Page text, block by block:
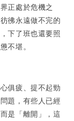
正處於危機之
彿永遠做不完的
下了班也還要照
不堪。
俱疲、提不起勁
題，有些人已經
是「離開」，這